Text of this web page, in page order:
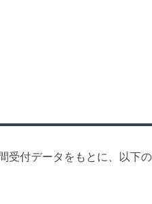
付データをもとに、以下